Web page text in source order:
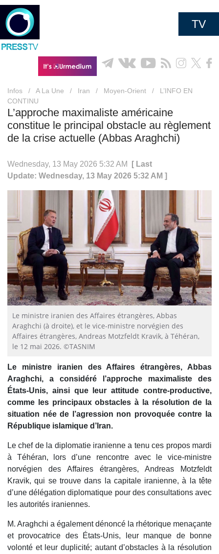
TV
Infos / A La Une / Iran / Moyen-Orient /
L’INFO EN
CONTINU
L’approche maximaliste américaine
constitue le principal obstacle au règlement
de la crise actuelle (Abbas Araghchi)
Wednesday, 13 May 2026 5:32 AM
[ Last
Update: Wednesday, 13 May 2026 5:32 AM ]
Le ministre iranien des Affaires étrangères, Abbas
Araghchi (à droite), et le vice-ministre norvégien des
Affaires étrangères, Andreas Motzfeldt Kravik, à Téhéran,
le 12 mai 2026. ©TASNIM
Le ministre iranien des Affaires étrangères, Abbas
Araghchi, a considéré l’approche maximaliste des
États-Unis, ainsi que leur attitude contre-productive,
comme les principaux obstacles à la résolution de la
situation née de l’agression non provoquée contre la
République islamique d’Iran.
Le chef de la diplomatie iranienne a tenu ces propos mardi
à Téhéran, lors d’une rencontre avec le vice-ministre
norvégien des Affaires étrangères, Andreas Motzfeldt
Kravik, qui se trouve dans la capitale iranienne, à la tête
d’une délégation diplomatique pour des consultations avec
les autorités iraniennes.
M. Araghchi a également dénoncé la rhétorique menaçante
et provocatrice des États-Unis, leur manque de bonne
volonté et leur duplicité; autant d’obstacles à la résolution